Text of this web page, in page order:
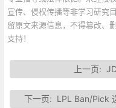
宣传、侵权传播等非学习研究
留原文来源信息，不得篡改、
支持！
上一页:
下一页: LPL Ban/Pick